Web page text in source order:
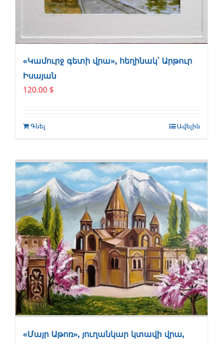
«Կամուրջ գետի վրա», հեղինակ՝ Արթուր
Իսայան
120.00 $
Գնել Ավելին
«Մայր Աթոռ», յուղանկար կտավի վրա,